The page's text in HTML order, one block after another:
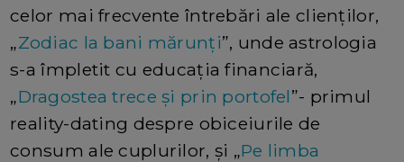
celor mai frecvente întrebări ale clienților,
„Zodiac la bani mărunți”, unde astrologia
s-a împletit cu educația financiară,
„Dragostea trece și prin portofel”- primul
reality-dating despre obiceiurile de
consum ale cuplurilor, și „Pe limba